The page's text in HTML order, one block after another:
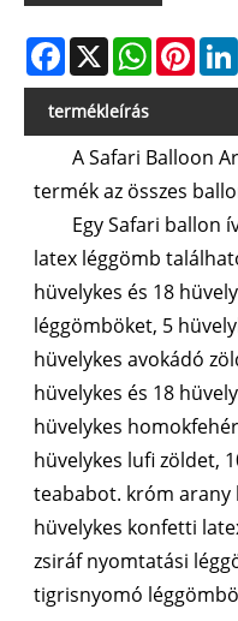
Facebook
X WhatsApp
termékleírás
A Safari Balloon
termék az összes
Egy Safari ballon
latex léggömb
hüvelykes és 18
léggömböket, 5
hüvelykes avokádó
hüvelykes és 18
hüvelykes
hüvelykes lufi zöldet,
teababot. króm arany
hüvelykes konfetti
zsiráf nyomtatási
tigrisnyomó